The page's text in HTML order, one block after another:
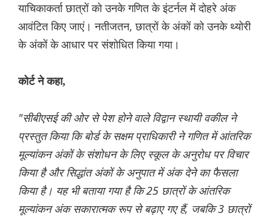
याचिकाकर्ता छात्रों को उनके गणित के इंटर्नल में दोहरे अंक
आवंटित किए जाएं। नतीजतन, छात्रों के अंकों को उनके थ्योरी
के अंकों के आधार पर संशोधित किया गया।
कोर्ट ने कहा,
"सीबीएसई की ओर से पेश होने वाले विद्वान स्थायी वकील ने
प्रस्तुत किया कि बोर्ड के सक्षम प्राधिकारी ने गणित में आंतरिक
मूल्यांकन अंकों के संशोधन के लिए स्कूल के अनुरोध पर विचार
किया है और सिद्धांत अंकों के अनुपात में अंक देने का फैसला
किया है। यह भी बताया गया है कि 25 छात्रों के आंतरिक
मूल्यांकन अंक सकारात्मक रूप से बढ़ाए गए हैं, जबकि 3 छात्रों